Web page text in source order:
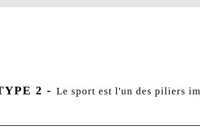
2 - Le sport est l'un des piliers